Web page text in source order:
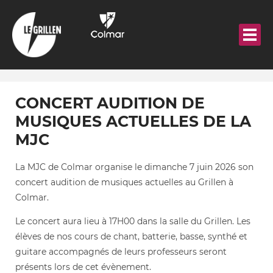
contenu
principal
CONCERT AUDITION DE
MUSIQUES ACTUELLES DE LA
MJC
La MJC de Colmar organise le dimanche 7 juin 2026 son
concert audition de musiques actuelles au Grillen à
Colmar.
Le concert aura lieu à 17H00 dans la salle du Grillen. Les
élèves de nos cours de chant, batterie, basse, synthé et
guitare accompagnés de leurs professeurs seront
présents lors de cet évènement.